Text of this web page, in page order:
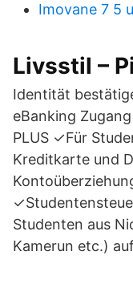
Imovane 7 5
Livsstil –
Identität
eBanking
PLUS ✓Für
Kreditkarte und
Studenten aus
Kamerun etc.)